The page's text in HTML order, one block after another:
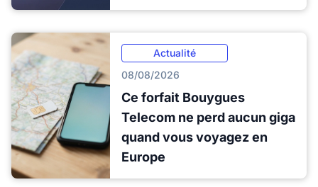
Actualité
08/08/2026
Ce forfait Bouygues
Telecom ne perd aucun giga
quand vous voyagez en
Europe